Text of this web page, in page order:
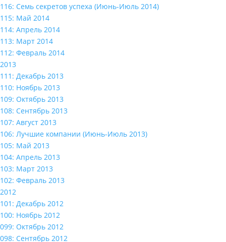
116: Семь секретов успеха (Июнь-Июль 2014)
115: Май 2014
114: Апрель 2014
113: Март 2014
112: Февраль 2014
2013
111: Декабрь 2013
110: Ноябрь 2013
109: Октябрь 2013
108: Сентябрь 2013
107: Август 2013
106: Лучшие компании (Июнь-Июль 2013)
105: Май 2013
104: Апрель 2013
103: Март 2013
102: Февраль 2013
2012
101: Декабрь 2012
100: Ноябрь 2012
099: Октябрь 2012
098: Сентябрь 2012